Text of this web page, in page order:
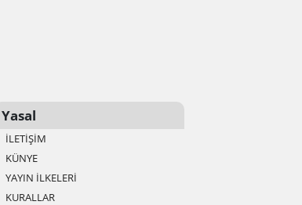
Yasal
İLETIŞIM
KÜNYE
YAYIN İLKELERI
KURALLAR